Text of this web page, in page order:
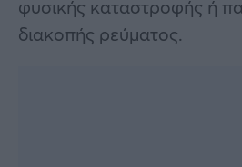
φυσικής καταστροφής ή
διακοπής ρεύματος.